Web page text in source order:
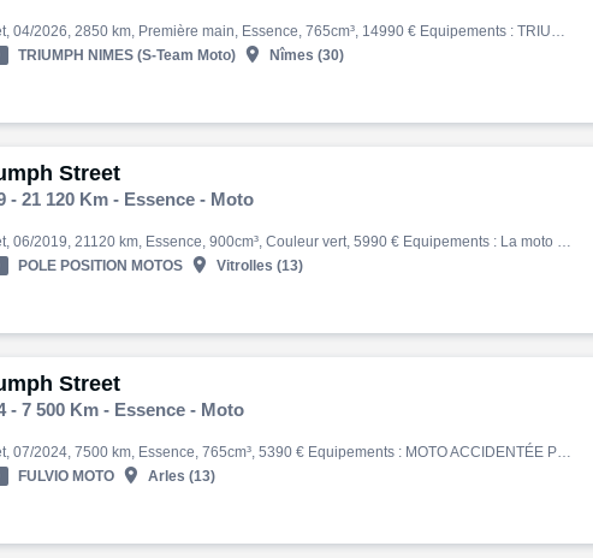
Street, 04/2026, 2850 km, Première main, Essence, 765cm³, 14990 € Equipements : TRIUMPH TIGER 1200 RALLY PRO : Moto en dépôt-vente, en excellent état, proche du neuf. D'origine et en option est équipée : * Ecran TFT * Ordinateur de bord * ABS * Traction Control * Leviers réglabl…
TRIUMPH NIMES (S-Team Moto)  Nîmes (30)
Street
- 21 120 Km - Essence - Moto
Street, 06/2019, 21120 km, Essence, 900cm³, Couleur vert, 5990 € Equipements : La moto est équipée d'un saute vent, d'un porte bagages et des valises. Bridable en A2 Entretien à jour, historique + carnet disponibles Garantie 6 mois Reprise possible Livraison possible ,Garantie 6…
POLE POSITION MOTOS  Vitrolles (13)
Street
- 7 500 Km - Essence - Moto
Street, 07/2024, 7500 km, Essence, 765cm³, 5390 € Equipements : MOTO ACCIDENTÉE PROCEDURE .RSV ,VENDU SANS GARANTIE POUR PROFESSIONNELS Français . VENDU avec DOSSIER RSV .1er rapport + carte grise. POUR L'EXPORT : LA CARTE GRISE ORIGINALE EST DISPONIBLE AUX PARTICULIERS Français…
FULVIO MOTO  Arles (13)